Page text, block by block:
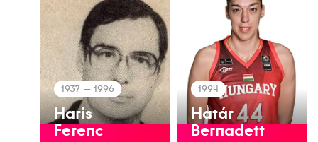
1937 — 1996
Haris
Ferenc
1994
Határ
Bernadett